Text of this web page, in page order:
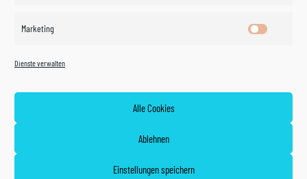
Marketing
Dienste verwalten
Alle Cookies
Ablehnen
Einstellungen speichern
©